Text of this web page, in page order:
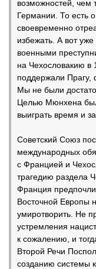
возможностей, чем
Германии. То есть
своевременно
избежать. А вот
военными
на Чехословакию в
поддержали Прагу,
Мы не были
Целью Мюнхена
выиграть время и
Советский Союз
международных
с Францией и
трагедию раздела
Франция предпочли
Восточной Европы
умиротворить. Не
устремления
к сожалению, и
Второй Речи
созданию системы